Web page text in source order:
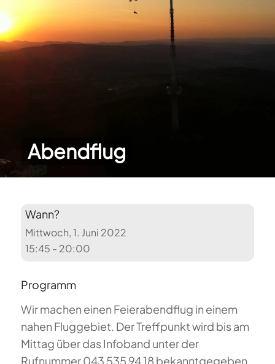
Abendflug
Wann?
Mittwoch, 1. Juni 2022
15:45 - 20:00
Programm
Wir machen einen Feierabendflug in einem
nahen Fluggebiet. Der Treffpunkt wird bis am
Mittag über das Infoband unter der
Rufnummer 043 535 94 18 bekanntgegeben.